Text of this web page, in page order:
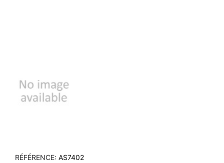
RÉFÉRENCE AS7402